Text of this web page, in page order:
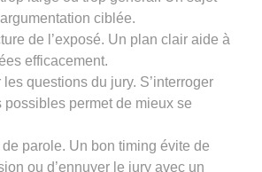
ciblée.
de l’exposé. Un plan clair aide à
efficacement.
questions du jury. S’interroger
possibles permet de mieux se
de parole. Un bon timing évite de
ou d’ennuyer le jury avec un